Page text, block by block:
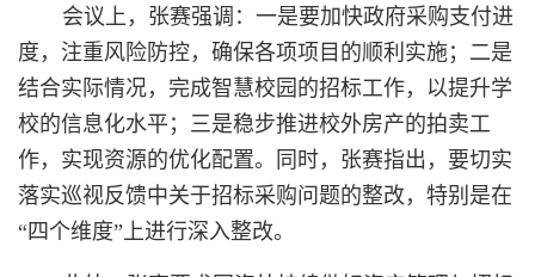
会议上，张赛强调：一是要加快政府采购支付进
度，注重风险防控，确保各项项目的顺利实施；二是
结合实际情况，完成智慧校园的招标工作，以提升学
校的信息化水平；三是稳步推进校外房产的拍卖工
作，实现资源的优化配置。同时，张赛指出，要切实
落实巡视反馈中关于招标采购问题的整改，特别是在
“四个维度”上进行深入整改。